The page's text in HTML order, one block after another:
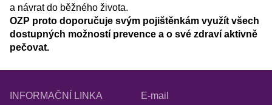
a návrat do běžného života.
OZP proto doporučuje svým pojištěnkám využít všech
dostupných možností prevence a o své zdraví aktivně
pečovat.
INFORMAČNÍ LINKA
E-mail